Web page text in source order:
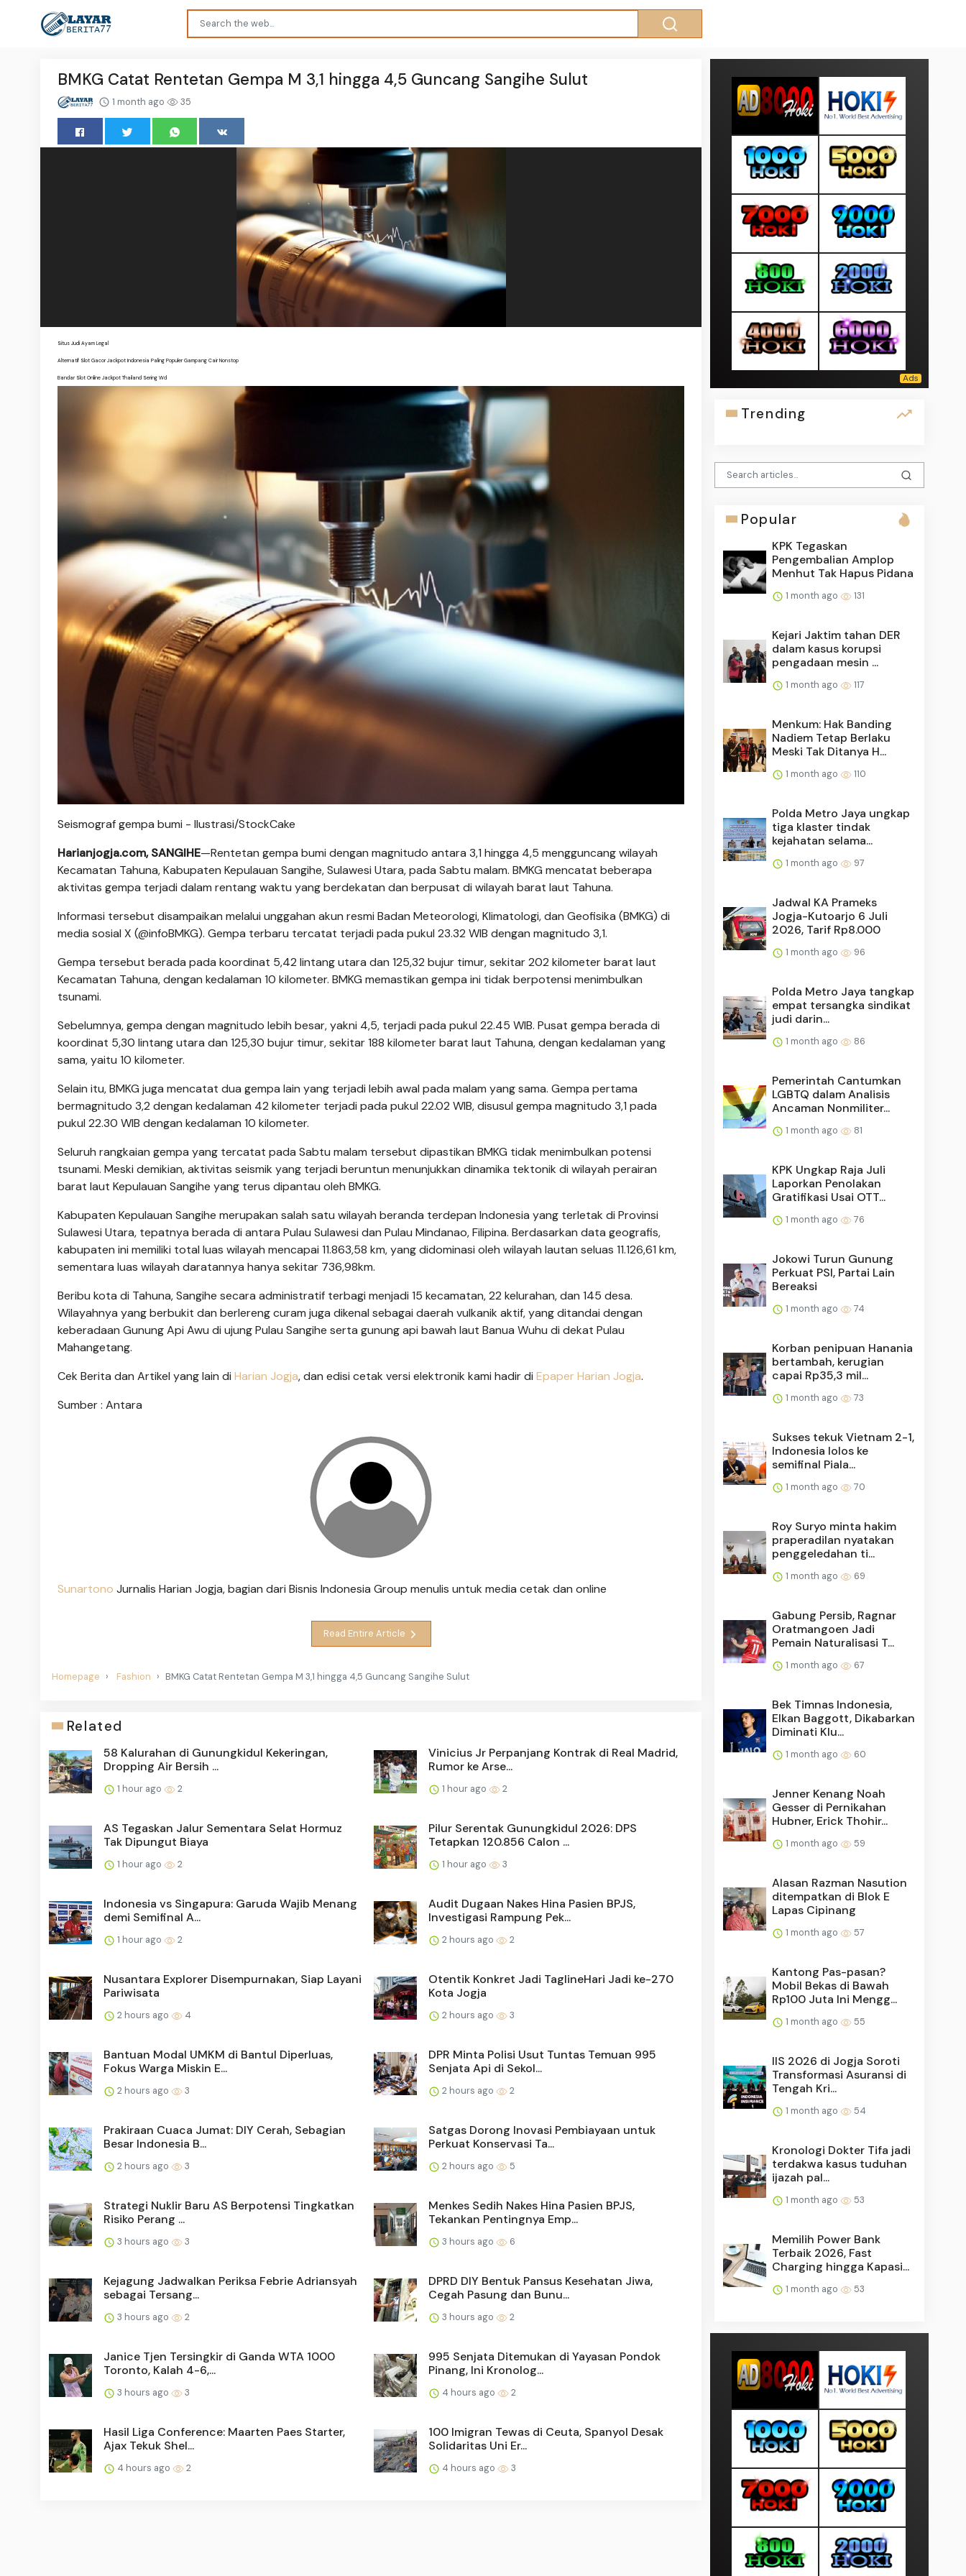
BMKG Catat Rentetan Gempa M 3,1 hingga 4,5 Guncang Sangihe Sulut
1 month ago 35
Situs Judi Ayam Legal
Alternatif Slot Gacor Jackpot Indonesia Paling Populer Gampang Cair Nonstop
Bandar Slot Online Jackpot Thailand Sering Wd
Seismograf gempa bumi - Ilustrasi/StockCake
Harianjogja.com, SANGIHE—Rentetan gempa bumi dengan magnitudo antara 3,1 hingga 4,5 mengguncang wilayah
Kecamatan Tahuna, Kabupaten Kepulauan Sangihe, Sulawesi Utara, pada Sabtu malam. BMKG mencatat beberapa
aktivitas gempa terjadi dalam rentang waktu yang berdekatan dan berpusat di wilayah barat laut Tahuna.
Informasi tersebut disampaikan melalui unggahan akun resmi Badan Meteorologi, Klimatologi, dan Geofisika (BMKG) di
media sosial X (@infoBMKG). Gempa terbaru tercatat terjadi pada pukul 23.32 WIB dengan magnitudo 3,1.
Gempa tersebut berada pada koordinat 5,42 lintang utara dan 125,32 bujur timur, sekitar 202 kilometer barat laut
Kecamatan Tahuna, dengan kedalaman 10 kilometer. BMKG memastikan gempa ini tidak berpotensi menimbulkan
tsunami.
Sebelumnya, gempa dengan magnitudo lebih besar, yakni 4,5, terjadi pada pukul 22.45 WIB. Pusat gempa berada di
koordinat 5,30 lintang utara dan 125,30 bujur timur, sekitar 188 kilometer barat laut Tahuna, dengan kedalaman yang
sama, yaitu 10 kilometer.
Selain itu, BMKG juga mencatat dua gempa lain yang terjadi lebih awal pada malam yang sama. Gempa pertama
bermagnitudo 3,2 dengan kedalaman 42 kilometer terjadi pada pukul 22.02 WIB, disusul gempa magnitudo 3,1 pada
pukul 22.30 WIB dengan kedalaman 10 kilometer.
Seluruh rangkaian gempa yang tercatat pada Sabtu malam tersebut dipastikan BMKG tidak menimbulkan potensi
tsunami. Meski demikian, aktivitas seismik yang terjadi beruntun menunjukkan dinamika tektonik di wilayah perairan
barat laut Kepulauan Sangihe yang terus dipantau oleh BMKG.
​Kabupaten Kepulauan Sangihe merupakan salah satu wilayah beranda terdepan Indonesia yang terletak di Provinsi
Sulawesi Utara, tepatnya berada di antara Pulau Sulawesi dan Pulau Mindanao, Filipina. Berdasarkan data geografis,
kabupaten ini memiliki total luas wilayah mencapai 11.863,58 km, yang didominasi oleh wilayah lautan seluas 11.126,61 km,
sementara luas wilayah daratannya hanya sekitar 736,98km.
Beribu kota di Tahuna, Sangihe secara administratif terbagi menjadi 15 kecamatan, 22 kelurahan, dan 145 desa.
Wilayahnya yang berbukit dan berlereng curam juga dikenal sebagai daerah vulkanik aktif, yang ditandai dengan
keberadaan Gunung Api Awu di ujung Pulau Sangihe serta gunung api bawah laut Banua Wuhu di dekat Pulau
Mahangetang.
Cek Berita dan Artikel yang lain di Harian Jogja, dan edisi cetak versi elektronik kami hadir di Epaper Harian Jogja.
Sumber : Antara
Sunartono Jurnalis Harian Jogja, bagian dari Bisnis Indonesia Group menulis untuk media cetak dan online
Read Entire Article
Homepage Fashion BMKG Catat Rentetan Gempa M 3,1 hingga 4,5 Guncang Sangihe Sulut
Related
58 Kalurahan di Gunungkidul Kekeringan,
Dropping Air Bersih ...
1 hour ago 2
Vinicius Jr Perpanjang Kontrak di Real Madrid,
Rumor ke Arse...
1 hour ago 2
AS Tegaskan Jalur Sementara Selat Hormuz
Tak Dipungut Biaya
1 hour ago 2
Pilur Serentak Gunungkidul 2026: DPS
Tetapkan 120.856 Calon ...
1 hour ago 3
Indonesia vs Singapura: Garuda Wajib Menang
demi Semifinal A...
1 hour ago 2
Audit Dugaan Nakes Hina Pasien BPJS,
Investigasi Rampung Pek...
2 hours ago 2
Nusantara Explorer Disempurnakan, Siap Layani
Pariwisata
2 hours ago 4
Otentik Konkret Jadi TaglineHari Jadi ke-270
Kota Jogja
2 hours ago 3
Bantuan Modal UMKM di Bantul Diperluas,
Fokus Warga Miskin E...
2 hours ago 3
DPR Minta Polisi Usut Tuntas Temuan 995
Senjata Api di Sekol...
2 hours ago 2
Prakiraan Cuaca Jumat: DIY Cerah, Sebagian
Besar Indonesia B...
2 hours ago 3
Satgas Dorong Inovasi Pembiayaan untuk
Perkuat Konservasi Ta...
2 hours ago 5
Strategi Nuklir Baru AS Berpotensi Tingkatkan
Risiko Perang ...
3 hours ago 3
Menkes Sedih Nakes Hina Pasien BPJS,
Tekankan Pentingnya Emp...
3 hours ago 6
Kejagung Jadwalkan Periksa Febrie Adriansyah
sebagai Tersang...
3 hours ago 2
DPRD DIY Bentuk Pansus Kesehatan Jiwa,
Cegah Pasung dan Bunu...
3 hours ago 2
Janice Tjen Tersingkir di Ganda WTA 1000
Toronto, Kalah 4-6,...
3 hours ago 3
995 Senjata Ditemukan di Yayasan Pondok
Pinang, Ini Kronolog...
4 hours ago 2
Hasil Liga Conference: Maarten Paes Starter,
Ajax Tekuk Shel...
4 hours ago 2
100 Imigran Tewas di Ceuta, Spanyol Desak
Solidaritas Uni Er...
4 hours ago 3
Trending
Popular
KPK Tegaskan
Pengembalian Amplop
Menhut Tak Hapus Pidana
1 month ago 131
Kejari Jaktim tahan DER
dalam kasus korupsi
pengadaan mesin ...
1 month ago 117
Menkum: Hak Banding
Nadiem Tetap Berlaku
Meski Tak Ditanya H...
1 month ago 110
Polda Metro Jaya ungkap
tiga klaster tindak
kejahatan selama...
1 month ago 97
Jadwal KA Prameks
Jogja-Kutoarjo 6 Juli
2026, Tarif Rp8.000
1 month ago 96
Polda Metro Jaya tangkap
empat tersangka sindikat
judi darin...
1 month ago 86
Pemerintah Cantumkan
LGBTQ dalam Analisis
Ancaman Nonmiliter...
1 month ago 81
KPK Ungkap Raja Juli
Laporkan Penolakan
Gratifikasi Usai OTT...
1 month ago 76
Jokowi Turun Gunung
Perkuat PSI, Partai Lain
Bereaksi
1 month ago 74
Korban penipuan Hanania
bertambah, kerugian
capai Rp35,3 mil...
1 month ago 73
Sukses tekuk Vietnam 2-1,
Indonesia lolos ke
semifinal Piala...
1 month ago 70
Roy Suryo minta hakim
praperadilan nyatakan
penggeledahan ti...
1 month ago 69
Gabung Persib, Ragnar
Oratmangoen Jadi
Pemain Naturalisasi T...
1 month ago 67
Bek Timnas Indonesia,
Elkan Baggott, Dikabarkan
Diminati Klu...
1 month ago 60
Jenner Kenang Noah
Gesser di Pernikahan
Hubner, Erick Thohir...
1 month ago 59
Alasan Razman Nasution
ditempatkan di Blok E
Lapas Cipinang
1 month ago 57
Kantong Pas-pasan?
Mobil Bekas di Bawah
Rp100 Juta Ini Mengg...
1 month ago 55
IIS 2026 di Jogja Soroti
Transformasi Asuransi di
Tengah Kri...
1 month ago 54
Kronologi Dokter Tifa jadi
terdakwa kasus tuduhan
ijazah pal...
1 month ago 53
Memilih Power Bank
Terbaik 2026, Fast
Charging hingga Kapasi...
1 month ago 53